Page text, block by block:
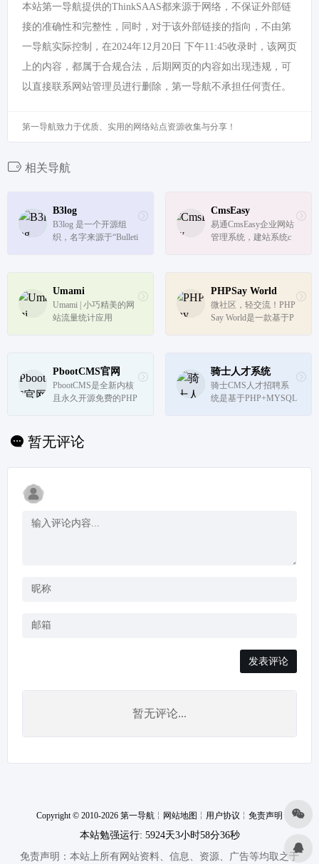
本站第一导航提供的ThinkSAAS都来源于网络，不保证外部链
接的准确性和完整性，同时，对于该外部链接的指向，不由第
一导航实际控制，在2024年12月20日 下午11:45收录时，该网页
上的内容，都属于合规合法，后期网页的内容如出现违规，可
以直接联系网站管理员进行删除，第一导航不承担任何责任。
第一导航致力于优质、实用的网络站点资源收集与分享！
相关导航
B3log
B3log 是一个开源组
织，名字来源于“Bulleti
络社区体验。
CmsEasy
易通CmsEasy企业网站
管理系统，建站系统c
板、免费网站模板、付
费服务模板等，前台生
成html符合cmsSEO优
Umami
Umami | 小巧精美的网
站流量统计应用
PHPSay World
微社区，轻交流！PHP
Say World是一款基于P
HPSay拥有微社区、微
博客、贴吧三条产品
线！
PbootCMS官网
PbootCMS是全新内核
且永久开源免费的PHP
洁、 强悍的可免费商
用的PHP CMS源码，
骑士人才系统
骑士CMS人才招聘系
统是基于PHP+MYSQL
暂无评论
发表评论
暂无评论...
Copyright © 2010-2026 第一导航 ╎ 网站地图 ╎ 用户协议 ╎ 免责声明
本站勉强运行: 5924天3小时58分37秒
免责声明：本站上所有网站资料、信息、资源、广告等均取之于